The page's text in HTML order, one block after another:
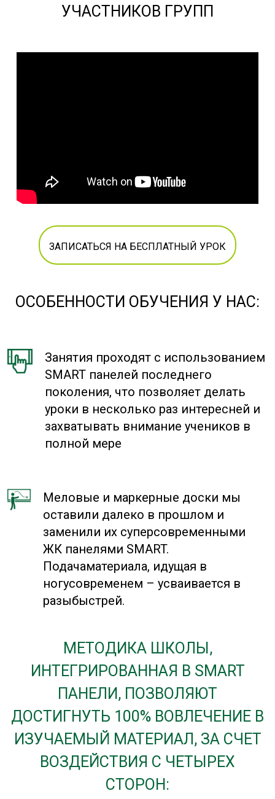
УЧАСТНИКОВ ГРУПП
ЗАПИСАТЬСЯ НА БЕСПЛАТНЫЙ УРОК
ОСОБЕННОСТИ ОБУЧЕНИЯ У НАС:
Занятия проходят с использованием
SMART панелей последнего
поколения, что позволяет делать
уроки в несколько раз интересней и
захватывать внимание учеников в
полной мере
Меловые и маркерные доски мы
оставили далеко в прошлом и
заменили их суперсовременными
ЖК панелями SMART.
Подачаматериала, идущая в
ногусовременем – усваивается в
разыбыстрей.
МЕТОДИКА ШКОЛЫ,
ИНТЕГРИРОВАННАЯ В SMART
ПАНЕЛИ, ПОЗВОЛЯЮТ
ДОСТИГНУТЬ 100% ВОВЛЕЧЕНИЕ В
ИЗУЧАЕМЫЙ МАТЕРИАЛ, ЗА СЧЕТ
ВОЗДЕЙСТВИЯ С ЧЕТЫРЕХ
СТОРОН: